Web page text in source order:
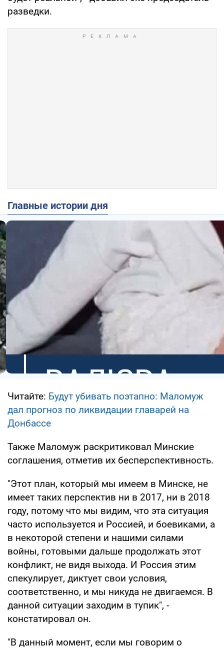
разведки.
Главные истории дня
Читайте: Будут убивать поэтапно: Маломуж
дал прогноз по ликвидации главарей на
Донбассе
Также Маломуж раскритиковал Минские
соглашения, отметив их бесперспективность.
"Этот план, который мы имеем в Минске, не
имеет таких перспектив ни в 2017, ни в 2018
году, потому что мы видим, что эта ситуация
часто используется и Россией, и боевиками, а
в некоторой степени и нашими силами
войны, готовыми дальше продолжать этот
конфликт, не видя выхода. И Россия этим
спекулирует, диктует свои условия,
соответственно, и мы никуда не двигаемся. В
данной ситуации заходим в тупик", -
констатировал он.
"В данный момент, если мы говорим о